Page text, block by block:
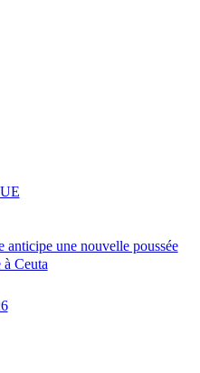
anticipe une nouvelle poussée
Ceuta